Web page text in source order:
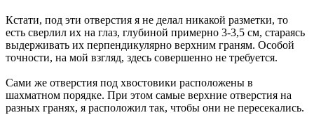
Кстати, под эти отверстия я не делал никакой разметки, то
есть сверлил их на глаз, глубиной примерно 3-3,5 см, стараясь
выдерживать их перпендикулярно верхним граням. Особой
точности, на мой взгляд, здесь совершенно не требуется.
Сами же отверстия под хвостовики расположены в
шахматном порядке. При этом самые верхние отверстия на
разных гранях, я расположил так, чтобы они не пересекались.